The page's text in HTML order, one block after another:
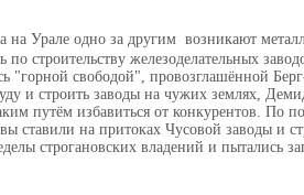
на Урале одно за другим возникают
по строительству железоделательных
"горной свободой", провозглашённой
и строить заводы на чужих землях,
путём избавиться от конкурентов. По
ставили на притоках Чусовой заводы и
строгановских владений и пытались